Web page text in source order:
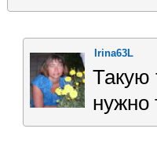
Irina63L
Такую
нужно